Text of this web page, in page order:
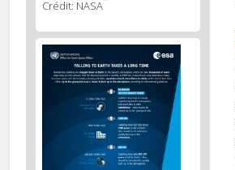
Crédit: NASA
News
image